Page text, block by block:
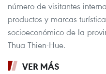
número de visitantes
productos y marcas
socioeconómico de la
Thua Thien-Hue.
VER MÁS